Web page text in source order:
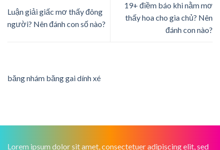
Luận giải giấc mơ thấy đông
người? Nên đánh con số nào?
19+ điềm báo khi nằm mơ
thấy hoa cho gia chủ? Nên
đánh con nào?
băng nhám băng gai dính xé
Lorem ipsum dolor sit amet, consectetuer adipiscing elit, sed